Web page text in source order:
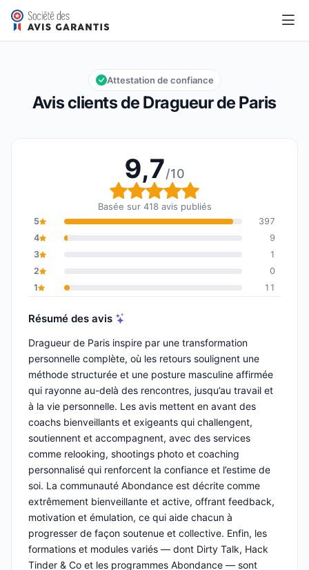
Dragueur de Paris
Note globale : 9,7 sur 10
9,7/10
Avis clients de Dragueur de Paris
Attestation de confiance
9,7/10
Note globale : 9,7 sur
Basée sur 418 avis publiés
5
397
4
9
3
1
2
0
1
11
Résumé des avis
Dragueur de Paris inspire par une transformation
personnelle complète, où les retours soulignent une
méthode structurée et une posture masculine affirmée
qui rayonne au-delà des rencontres, jusqu’au travail et
à la vie personnelle. Les avis mettent en avant des
coachs bienveillants et exigeants qui challengent,
soutiennent et accompagnent, avec des services
comme relooking, shootings photo et coaching
personnalisé qui renforcent la confiance et l’estime de
soi. La communauté Abondance est décrite comme
extrêmement bienveillante et active, offrant feedback,
motivation et émulation, ce qui aide chacun à
progresser de façon soutenue et collective. Enfin, les
formations et modules variés — dont Dirty Talk, Hack
Tinder & Co et les programmes Abondance — sont